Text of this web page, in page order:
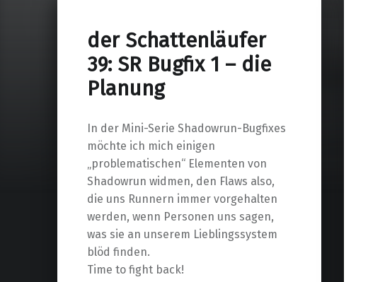
der Schattenläufer
39: SR Bugfix 1 – die
Planung
In der Mini-Serie Shadowrun-Bugfixes
möchte ich mich einigen
„problematischen“ Elementen von
Shadowrun widmen, den Flaws also,
die uns Runnern immer vorgehalten
werden, wenn Personen uns sagen,
was sie an unserem Lieblingssystem
blöd finden.
Time to fight back!